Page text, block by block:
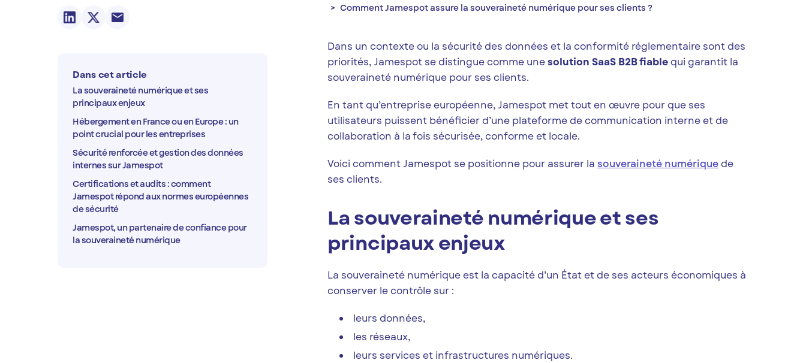
Dans cet article
La souveraineté numérique et ses
principaux enjeux
Hébergement en France ou en Europe : un
point crucial pour les entreprises
Sécurité renforcée et gestion des données
internes sur Jamespot
Certifications et audits : comment
Jamespot répond aux normes européennes
de sécurité
Jamespot, un partenaire de confiance pour
la souveraineté numérique
Comment Jamespot assure la souveraineté numérique pour ses clients ?
Dans un contexte ou la sécurité des données et la conformité réglementaire sont des
priorités, Jamespot se distingue comme unesolution SaaS B2B fiablequi garantit la
souveraineté numérique pour ses clients.
En tant qu’entreprise européenne, Jamespot met tout en œuvre pour que ses
utilisateurs puissent bénéficier d’une plateforme de communication interne et de
collaboration à la fois sécurisée, conforme et locale.
Voici comment Jamespot se positionne pour assurer la souveraineté numériquede
ses clients.
La souveraineté numérique et ses
principaux enjeux
La souveraineté numérique est la capacité d’un État et de ses acteurs économiques à
conserver le contrôle sur :
leurs données,
les réseaux,
leurs services et infrastructures numériques.